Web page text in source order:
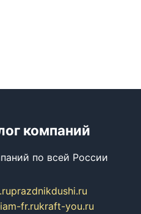
компаний
по всей России
prazdnikdushi.ru
fr.rukraft-you.ru